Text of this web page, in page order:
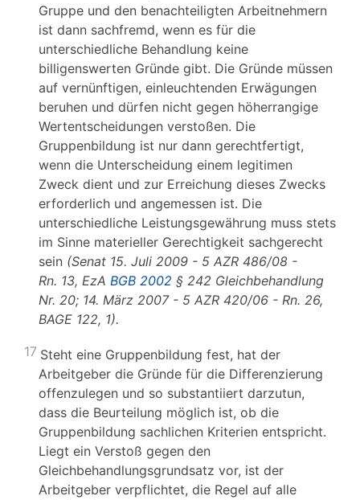
Gruppe und den benachteiligten Arbeitnehmern
ist dann sachfremd, wenn es für die
unterschiedliche Behandlung keine
billigenswerten Gründe gibt. Die Gründe müssen
auf vernünftigen, einleuchtenden Erwägungen
beruhen und dürfen nicht gegen höherrangige
Wertentscheidungen verstoßen. Die
Gruppenbildung ist nur dann gerechtfertigt,
wenn die Unterscheidung einem legitimen
Zweck dient und zur Erreichung dieses Zwecks
erforderlich und angemessen ist. Die
unterschiedliche Leistungsgewährung muss stets
im Sinne materieller Gerechtigkeit sachgerecht
sein (Senat 15. Juli 2009 - 5 AZR 486/08 -
Rn. 13, EzA BGB 2002 § 242 Gleichbehandlung
Nr. 20; 14. März 2007 - 5 AZR 420/06 - Rn. 26,
BAGE 122, 1).
17 Steht eine Gruppenbildung fest, hat der
Arbeitgeber die Gründe für die Differenzierung
offenzulegen und so substantiiert darzutun,
dass die Beurteilung möglich ist, ob die
Gruppenbildung sachlichen Kriterien entspricht.
Liegt ein Verstoß gegen den
Gleichbehandlungsgrundsatz vor, ist der
Arbeitgeber verpflichtet, die Regel auf alle